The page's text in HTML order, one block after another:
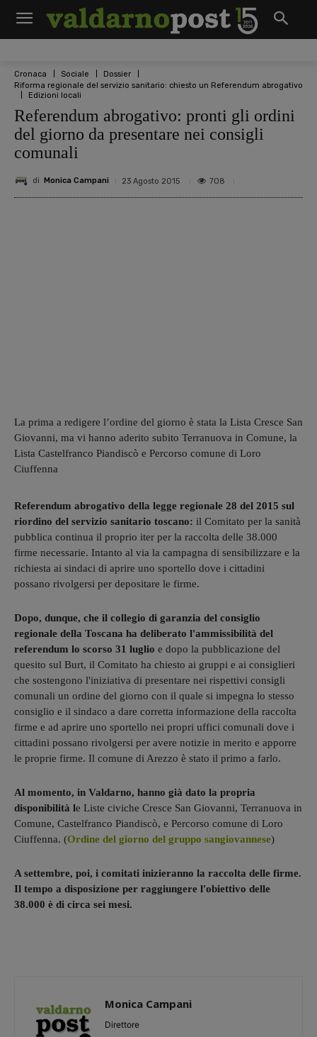
Cronaca Sociale
Dossier
Riforma regionale del servizio sanitario: chiesto un Referendum abrogativo
Edizioni locali
Referendum abrogativo: pronti gli ordini
del giorno da presentare nei consigli
comunali
di Monica Campani 23 Agosto 2015 708
La prima a redigere l’ordine del giorno è stata la Lista Cresce San
Giovanni, ma vi hanno aderito subito Terranuova in Comune, la
Lista Castelfranco Piandiscò e Percorso comune di Loro
Ciuffenna
Referendum abrogativo della legge regionale 28 del 2015 sul
riordino del servizio sanitario toscano: il Comitato per la sanità
pubblica continua il proprio iter per la raccolta delle 38.000
firme necessarie. Intanto al via la campagna di sensibilizzare e la
richiesta ai sindaci di aprire uno sportello dove i cittadini
possano rivolgersi per depositare le firme.
Dopo, dunque, che il collegio di garanzia del consiglio
regionale della Toscana ha deliberato l'ammissibilità del
referendum lo scorso 31 luglio e dopo la pubblicazione del
quesito sul Burt, il Comitato ha chiesto ai gruppi e ai consiglieri
che sostengono l'iniziativa di presentare nei rispettivi consigli
comunali un ordine del giorno con il quale si impegna lo stesso
consiglio e il sindaco a dare corretta informazione della raccolta
firme e ad aprire uno sportello nei propri uffici comunali dove i
cittadini possano rivolgersi per avere notizie in merito e apporre
le proprie firme. Il comune di Arezzo è stato il primo a farlo.
Al momento, in Valdarno, hanno già dato la propria
disponibilità le Liste civiche Cresce San Giovanni, Terranuova in
Comune, Castelfranco Piandiscò, e Percorso comune di Loro
Ciuffenna. (Ordine del giorno del gruppo sangiovannese)
A settembre, poi, i comitati inizieranno la raccolta delle firme.
Il tempo a disposizione per raggiungere l'obiettivo delle
38.000 è di circa sei mesi.
Monica Campani
Direttore